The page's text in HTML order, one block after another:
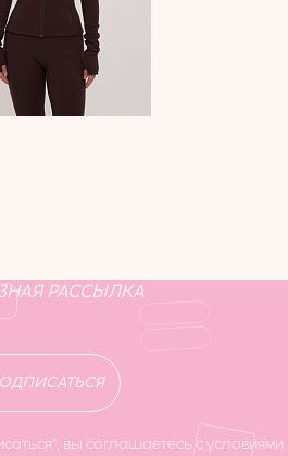
РАССЫЛКА
вы соглашаетесь с условиями